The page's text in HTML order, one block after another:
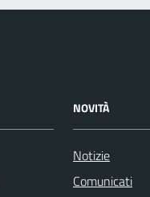
NOVITÀ
Notizie
Comunicati